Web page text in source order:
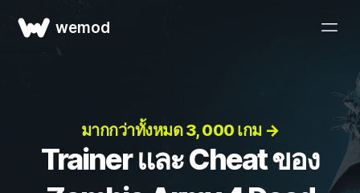
wemod
มากกว่าทั้งหมด 3, 000 เกม →
Trainer และ Cheat ของ